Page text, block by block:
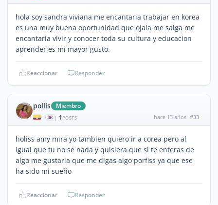
hola soy sandra viviana me encantaria trabajar en korea
es una muy buena oportunidad que ojala me salga me
encantaria vivir y conocer toda su cultura y educacion
aprender es mi mayor gusto.
Reaccionar Responder
pollis Miembro
| 1 POSTS hace 13 años #33
holiss amy mira yo tambien quiero ir a corea pero al
igual que tu no se nada y quisiera que si te enteras de
algo me gustaria que me digas algo porfiss ya que ese
ha sido mi sueño
Reaccionar Responder